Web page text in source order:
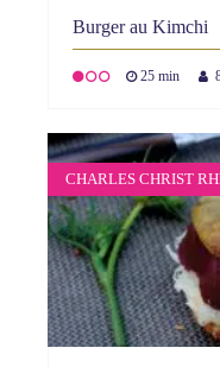
Burger au Kimchi
25 min
CHARLES CHRIST